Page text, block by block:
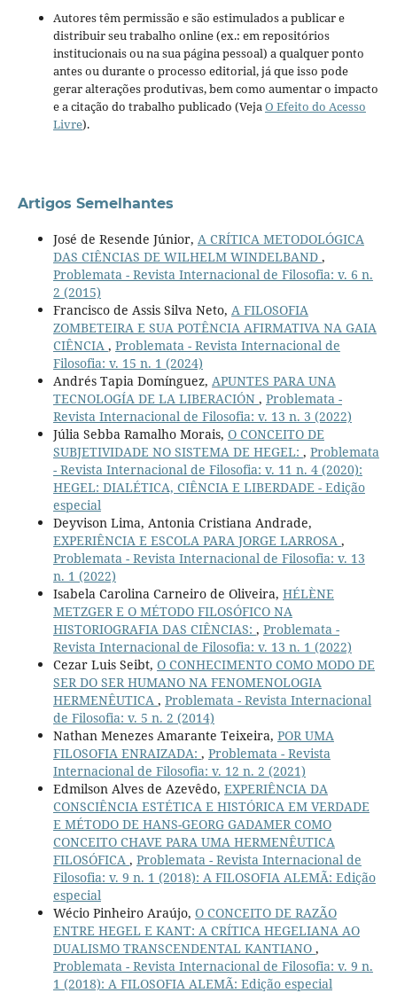
Autores têm permissão e são estimulados a publicar e
distribuir seu trabalho online (ex.: em repositórios
institucionais ou na sua página pessoal) a qualquer ponto
antes ou durante o processo editorial, já que isso pode
gerar alterações produtivas, bem como aumentar o impacto
e a citação do trabalho publicado (VejaO Efeito do Acesso
Livre).
Artigos Semelhantes
José de Resende Júnior, A CRÍTICA METODOLÓGICA
DAS CIÊNCIAS DE WILHELM WINDELBAND ,
Problemata - Revista Internacional de Filosofia: v. 6 n.
2 (2015)
Francisco de Assis Silva Neto, A FILOSOFIA
ZOMBETEIRA E SUA POTÊNCIA AFIRMATIVA NA GAIA
CIÊNCIA , Problemata - Revista Internacional de
Filosofia: v. 15 n. 1 (2024)
Andrés Tapia Domínguez, APUNTES PARA UNA
TECNOLOGÍA DE LA LIBERACIÓN , Problemata -
Revista Internacional de Filosofia: v. 13 n. 3 (2022)
Júlia Sebba Ramalho Morais, O CONCEITO DE
SUBJETIVIDADE NO SISTEMA DE HEGEL: , Problemata
- Revista Internacional de Filosofia: v. 11 n. 4 (2020):
HEGEL: DIALÉTICA, CIÊNCIA E LIBERDADE - Edição
especial
Deyvison Lima, Antonia Cristiana Andrade,
EXPERIÊNCIA E ESCOLA PARA JORGE LARROSA ,
Problemata - Revista Internacional de Filosofia: v. 13
n. 1 (2022)
Isabela Carolina Carneiro de Oliveira, HÉLÈNE
METZGER E O MÉTODO FILOSÓFICO NA
HISTORIOGRAFIA DAS CIÊNCIAS: , Problemata -
Revista Internacional de Filosofia: v. 13 n. 1 (2022)
Cezar Luis Seibt, O CONHECIMENTO COMO MODO DE
SER DO SER HUMANO NA FENOMENOLOGIA
HERMENÊUTICA , Problemata - Revista Internacional
de Filosofia: v. 5 n. 2 (2014)
Nathan Menezes Amarante Teixeira, POR UMA
FILOSOFIA ENRAIZADA: , Problemata - Revista
Internacional de Filosofia: v. 12 n. 2 (2021)
Edmilson Alves de Azevêdo, EXPERIÊNCIA DA
CONSCIÊNCIA ESTÉTICA E HISTÓRICA EM VERDADE
E MÉTODO DE HANS-GEORG GADAMER COMO
CONCEITO CHAVE PARA UMA HERMENÊUTICA
FILOSÓFICA , Problemata - Revista Internacional de
Filosofia: v. 9 n. 1 (2018): A FILOSOFIA ALEMÃ: Edição
especial
Wécio Pinheiro Araújo, O CONCEITO DE RAZÃO
ENTRE HEGEL E KANT: A CRÍTICA HEGELIANA AO
DUALISMO TRANSCENDENTAL KANTIANO ,
Problemata - Revista Internacional de Filosofia: v. 9 n.
1 (2018): A FILOSOFIA ALEMÃ: Edição especial